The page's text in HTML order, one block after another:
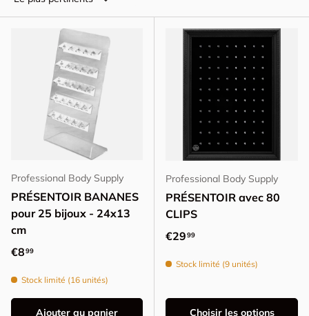
Professional Body Supply
PRÉSENTOIR BANANES
pour 25 bijoux - 24x13
cm
Prix habituel
€899
Stock limité (16 unités)
Ajouter au panier
Professional Body Supply
PRÉSENTOIR avec 80
CLIPS
Prix habituel
€2999
Stock limité (9 unités)
Choisir les options